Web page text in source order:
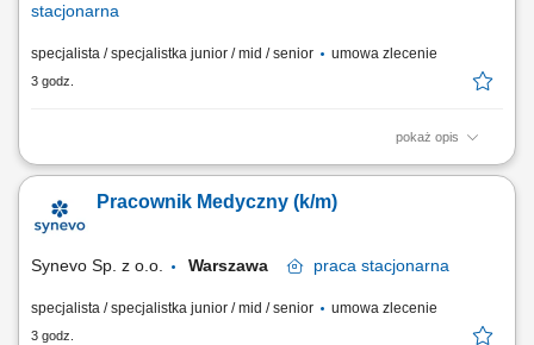
stacjonarna
specjalista / specjalistka junior / mid / senior umowa zlecenie
3 godz.
pokaż opis
Opis stanowiska: Obsługa Pacjentów w Punkcie Pobrań; Wykonywanie
Prowadzenie dokumentacji medycznej zgodnie ze standardami Punktu
Pobrań; Obsługa kasy fiskalnej i systemu komputerowego do obsługi
Pracownik Medyczny (k/m)
Synevo Sp. z o.o. Warszawa praca stacjonarna
specjalista / specjalistka junior / mid / senior umowa zlecenie
3 godz.